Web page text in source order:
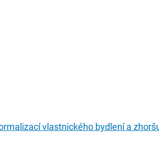
vlastnického bydlení a